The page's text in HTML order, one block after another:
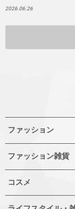
2026.06.26
ファッション
ファッション雑貨
コスメ